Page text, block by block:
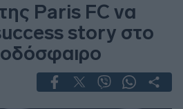
Paris FC να
story στο